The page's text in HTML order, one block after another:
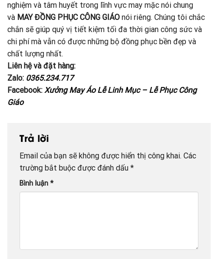
nghiệm và tâm huyết trong lĩnh vực may mặc nói chung
và MAY ĐỒNG PHỤC CÔNG GIÁO nói riêng. Chúng tôi chắc
chắn sẽ giúp quý vị tiết kiệm tối đa thời gian công sức và
chi phí mà vẫn có được những bộ đồng phục bền đẹp và
chất lượng nhất.
Liên hệ và đặt hàng:
Zalo: 0365.234.717
Facebook: Xưởng May Áo Lễ Linh Mục – Lễ Phục Công
Giáo
Trả lời
Email của bạn sẽ không được hiển thị công khai. Các
trường bắt buộc được đánh dấu *
Bình luận *